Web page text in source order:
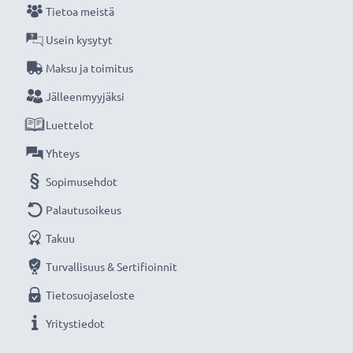
Tietoa meistä
Usein kysytyt
Maksu ja toimitus
Jälleenmyyjäksi
Luettelot
Yhteys
Sopimusehdot
Palautusoikeus
Takuu
Turvallisuus & Sertifioinnit
Tietosuojaseloste
Yritystiedot